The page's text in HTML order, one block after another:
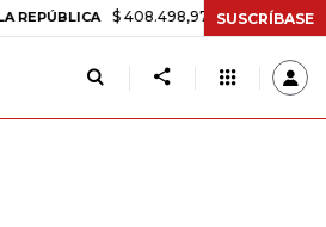
$ 408.498,97 +$ 8.753,81 +2,19%
SUSCRÍBASE